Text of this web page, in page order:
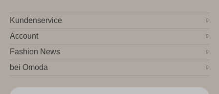
Kundenservice
Account
Fashion News
bei Omoda